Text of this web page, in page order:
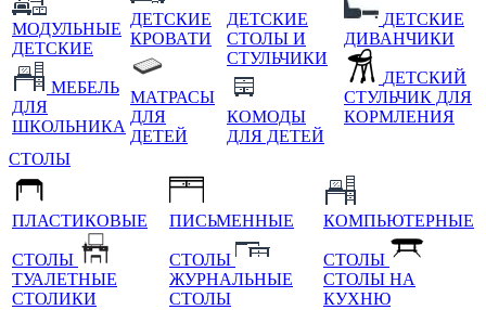
МОДУЛЬНЫЕ
ДЕТСКИЕ
МЕБЕЛЬ
ДЛЯ
ШКОЛЬНИКА
ДЕТСКИЕ
КРОВАТИ
МАТРАСЫ
ДЛЯ
ДЕТЕЙ
ДЕТСКИЕ
СТОЛЫ И
СТУЛЬЧИКИ
КОМОДЫ
ДЛЯ ДЕТЕЙ
ДЕТСКИЕ
ДИВАНЧИКИ
ДЕТСКИЙ
СТУЛЬЧИК ДЛЯ
КОРМЛЕНИЯ
СТОЛЫ
ПЛАСТИКОВЫЕ
СТОЛЫ
ТУАЛЕТНЫЕ
СТОЛИКИ
ПИСЬМЕННЫЕ
СТОЛЫ
ЖУРНАЛЬНЫЕ
СТОЛЫ
КОМПЬЮТЕРНЫЕ
СТОЛЫ
СТОЛЫ НА
КУХНЮ